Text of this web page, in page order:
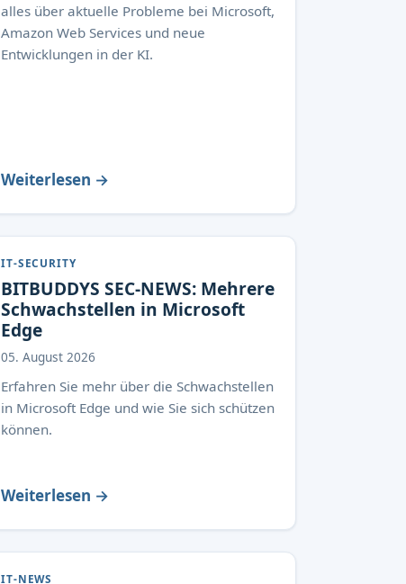
alles über aktuelle Probleme bei Microsoft,
Amazon Web Services und neue
Entwicklungen in der KI.
Weiterlesen →
IT-SECURITY
BITBUDDYS SEC-NEWS: Mehrere
Schwachstellen in Microsoft
Edge
05. August 2026
Erfahren Sie mehr über die Schwachstellen
in Microsoft Edge und wie Sie sich schützen
können.
Weiterlesen →
IT-NEWS